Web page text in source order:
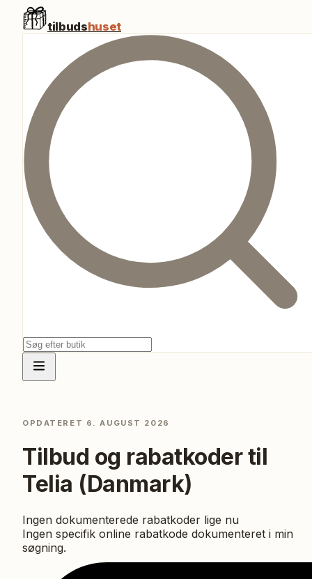
tilbudshuset
OPDATERET 6. AUGUST 2026
Tilbud og rabatkoder til
Telia (Danmark)
Ingen dokumenterede rabatkoder lige nu
Ingen specifik online rabatkode dokumenteret i min
søgning.